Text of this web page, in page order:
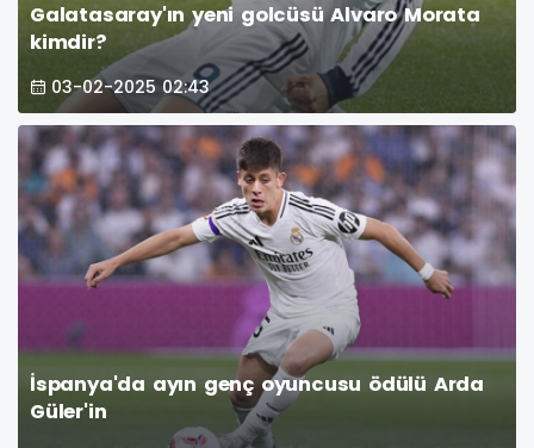
Galatasaray'ın yeni golcüsü Alvaro Morata
kimdir?
03-02-2025 02:43
İspanya'da ayın genç oyuncusu ödülü Arda
Güler'in